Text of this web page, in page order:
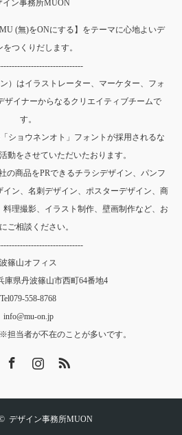
イン事務所MUON
(無)をONにする】をテーマに心地よいデ
をつくりだします。
）はイラストレーター、マーケター、フォ
ザイナーからなるクリエイティブチームで
す。
「ショウネンオト」フォントが採用されるな
動をさせていただいたおります。
の商品をPRできるチラシデザイン、パンフ
ン、名刺デザイン、ポスターデザイン、商
理撮影、イラスト制作、壁画制作など、お
ご相談ください。
篠山オフィス
県丹波篠山市西町64番地4
Tel079-558-8768
info@mu-on.jp
のことが多いです。
デザイン事務所MUON